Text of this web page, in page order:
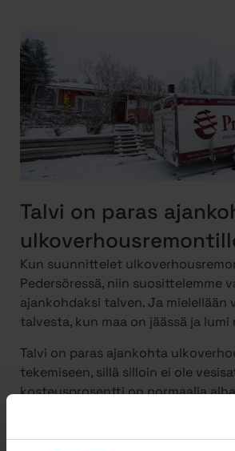
Talvi on paras
Kun suunnittelet
Pedersöressä, niin suosittelemme
ajankohdaksi talven. Ja mielellään
talvesta, kun maa on jäässä ja lumi
Talvi on paras ajankohta
tekemiseen, sillä silloin ei ole
kosteusprosentti on normaalia
suojauksen tarve on vähäisempi.